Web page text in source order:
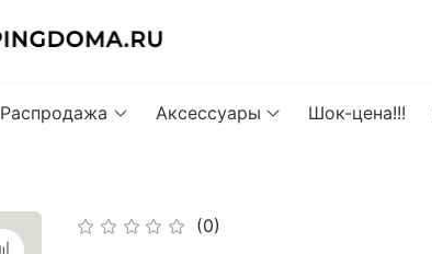
Распродажа Аксессуары Шок-цена!!!
(0)